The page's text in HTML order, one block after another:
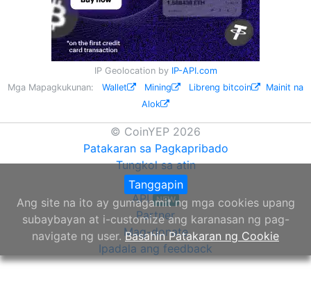
IP Geolocation by IP-API.com
Mga Mapagkukunan: Wallet Mining Libreng bitcoin
Mainit na
Alok
© CoinYEP 2026
Patakaran sa Pagkapribado
Tungkol sa atin
Widget
API NEW
Partner
Mag-donate
Ipadala ang feedback
Tanggapin
Ang site na ito ay gumagamit ng mga cookies upang
subaybayan at i-customize ang karanasan ng pag-
navigate ng user.Basahin Patakaran ng Cookie